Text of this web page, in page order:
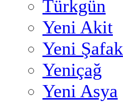
Türkgün
Yeni Akit
Yeni Şafak
Yeniçağ
Yeni Asya